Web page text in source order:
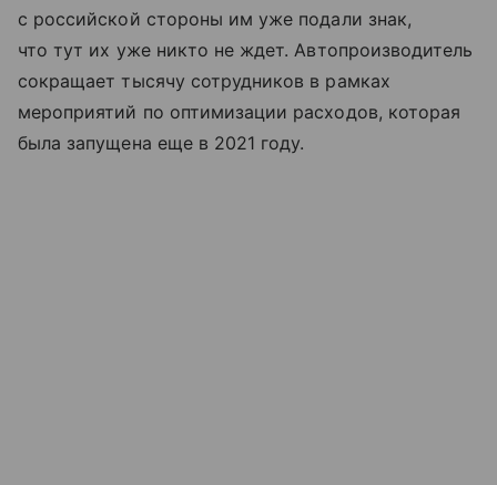
с российской стороны им уже подали знак,
что тут их уже никто не ждет. Автопроизводитель
сокращает тысячу сотрудников в рамках
мероприятий по оптимизации расходов, которая
была запущена еще в 2021 году.